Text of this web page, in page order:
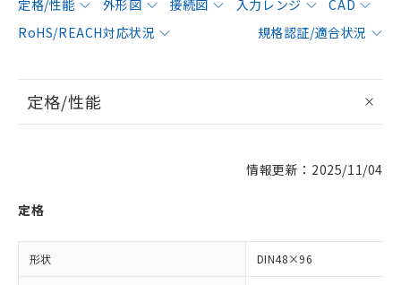
定格/性能 外形図 接続図 入力レンジ
CAD
RoHS/REACH対応状況
規格認証/適合状況
定格/性能
情報更新：2025/11/04
定格
形状 DIN48×96